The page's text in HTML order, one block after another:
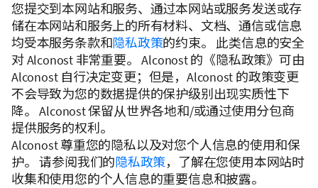
您提交到本网站和服务、通过本网站或服务发送或存
储在本网站和服务上的所有材料、文档、通信或信息
均受本服务条款和隐私政策的约束。 此类信息的安全
对 Alconost 非常重要。 Alconost 的《隐私政策》可由
Alconost 自行决定变更；但是，Alconost 的政策变更
不会导致为您的数据提供的保护级别出现实质性下
降。 Alconost 保留从世界各地和/或通过使用分包商
提供服务的权利。
Alconost 尊重您的隐私以及对您个人信息的使用和保
护。 请参阅我们的隐私政策，了解在您使用本网站时
收集和使用您的个人信息的重要信息和披露。